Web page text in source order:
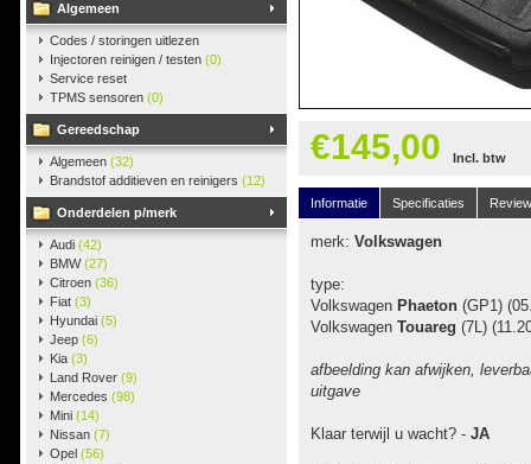
Algemeen
Codes / storingen uitlezen
Injectoren reinigen / testen (0)
Service reset
TPMS sensoren (0)
Gereedschap
Algemeen (32)
Brandstof additieven en reinigers (12)
Onderdelen p/merk
Audi (42)
BMW(27)
Citroen (36)
Fiat (3)
Hyundai (5)
Jeep (6)
Kia (3)
Land Rover (9)
Mercedes (98)
Mini (14)
Nissan (7)
Opel (56)
€145,00 Incl. btw
Informatie Specificaties
merk: Volkswagen
type:
Volkswagen Phaeton (GP1)
Volkswagen Touareg (7L)
afbeelding kan afwijken,
uitgave
Klaar terwijl u wacht? - JA